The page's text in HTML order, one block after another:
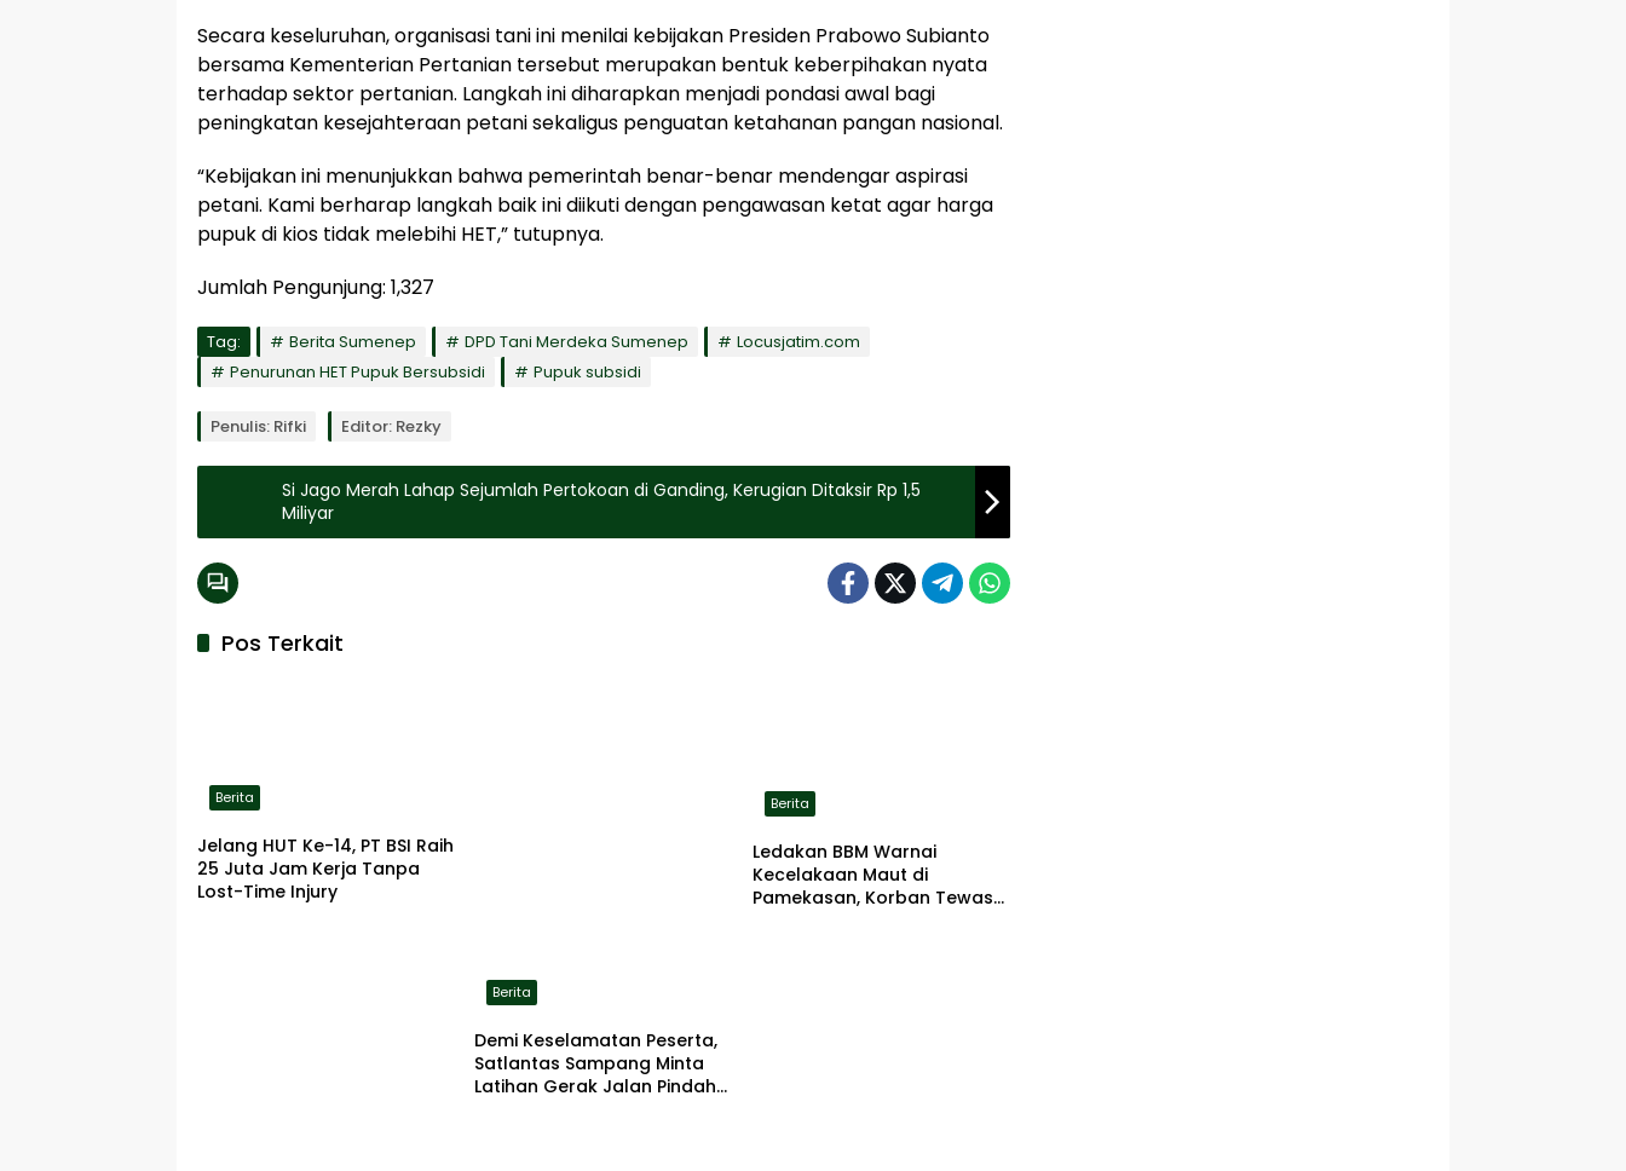
Secara keseluruhan, organisasi tani ini menilai kebijakan Presiden Prabowo Subianto
bersama Kementerian Pertanian tersebut merupakan bentuk keberpihakan nyata
terhadap sektor pertanian. Langkah ini diharapkan menjadi pondasi awal bagi
peningkatan kesejahteraan petani sekaligus penguatan ketahanan pangan nasional.
“Kebijakan ini menunjukkan bahwa pemerintah benar-benar mendengar aspirasi
petani. Kami berharap langkah baik ini diikuti dengan pengawasan ketat agar harga
pupuk di kios tidak melebihi HET,” tutupnya.
Jumlah Pengunjung: 1,327
Tag: Berita Sumenep DPD Tani Merdeka Sumenep
Locusjatim.com
Penurunan HET Pupuk Bersubsidi
Pupuk subsidi
Penulis: Rifki Editor: Rezky
Si Jago Merah Lahap Sejumlah Pertokoan di Ganding, Kerugian Ditaksir Rp 1,5
Miliyar
Pos Terkait
Berita
Jelang HUT Ke-14, PT BSI Raih
25 Juta Jam Kerja Tanpa
Lost-Time Injury
Berita
Demi Keselamatan Peserta,
Satlantas Sampang Minta
Latihan Gerak Jalan Pindah
Berita
Ledakan BBM Warnai
Kecelakaan Maut di
Pamekasan, Korban Tewas